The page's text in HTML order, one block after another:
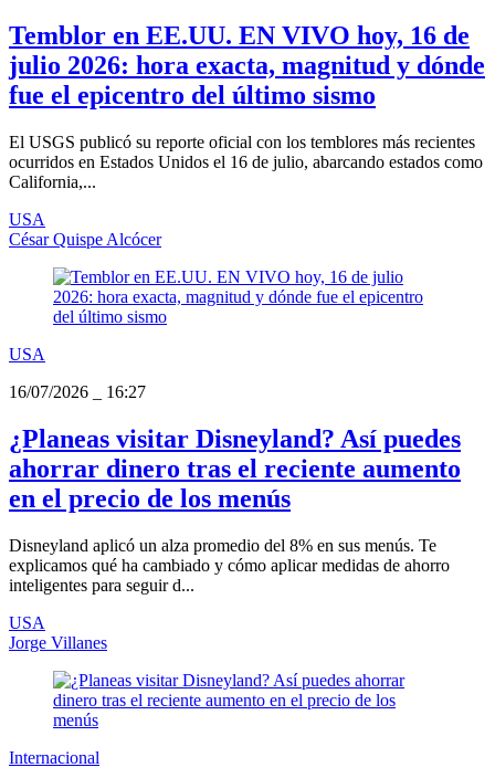
Temblor en EE.UU. EN VIVO hoy, 16 de
julio 2026: hora exacta, magnitud y dónde
fue el epicentro del último sismo
El USGS publicó su reporte oficial con los temblores más recientes
ocurridos en Estados Unidos el 16 de julio, abarcando estados como
California,...
USA
César Quispe Alcócer
USA
16/07/2026
16:27
¿Planeas visitar Disneyland? Así puedes
ahorrar dinero tras el reciente aumento
en el precio de los menús
Disneyland aplicó un alza promedio del 8% en sus menús. Te
explicamos qué ha cambiado y cómo aplicar medidas de ahorro
inteligentes para seguir d...
USA
Jorge Villanes
Internacional